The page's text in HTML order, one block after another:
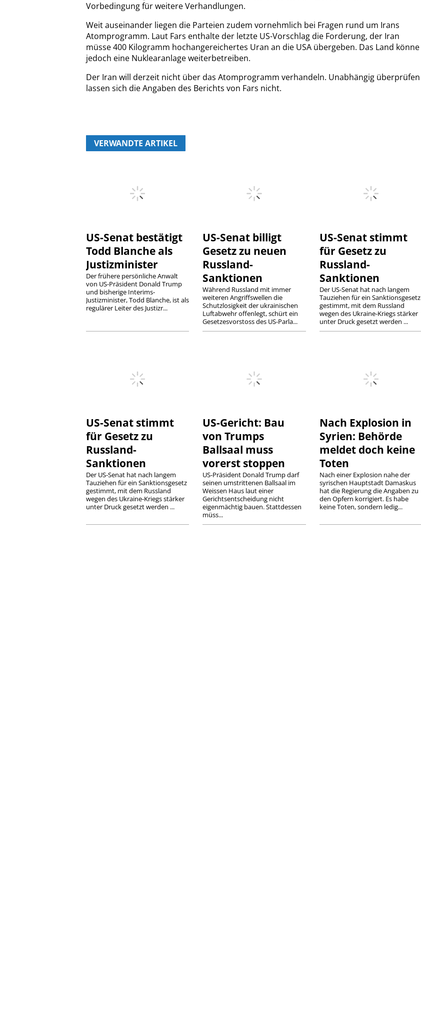
Vorbedingung für weitere Verhandlungen.
Weit auseinander liegen die Parteien zudem vornehmlich bei Fragen rund um Irans
Atomprogramm. Laut Fars enthalte der letzte US-Vorschlag die Forderung, der Iran
müsse 400 Kilogramm hochangereichertes Uran an die USA übergeben. Das Land könne
jedoch eine Nuklearanlage weiterbetreiben.
Der Iran will derzeit nicht über das Atomprogramm verhandeln. Unabhängig überprüfen
lassen sich die Angaben des Berichts von Fars nicht.
VERWANDTE ARTIKEL
US-Senat bestätigt
Todd Blanche als
Justizminister
Der frühere persönliche Anwalt
von US-Präsident Donald Trump
und bisherige Interims-
Justizminister, Todd Blanche, ist als
regulärer Leiter des Justizr...
US-Senat billigt
Gesetz zu neuen
Russland-
Sanktionen
Während Russland mit immer
weiteren Angriffswellen die
Schutzlosigkeit der ukrainischen
Luftabwehr offenlegt, schürt ein
Gesetzesvorstoss des US-Parla...
US-Senat stimmt
für Gesetz zu
Russland-
Sanktionen
Der US-Senat hat nach langem
Tauziehen für ein Sanktionsgesetz
gestimmt, mit dem Russland
wegen des Ukraine-Kriegs stärker
unter Druck gesetzt werden ...
US-Senat stimmt
für Gesetz zu
Russland-
Sanktionen
Der US-Senat hat nach langem
Tauziehen für ein Sanktionsgesetz
gestimmt, mit dem Russland
wegen des Ukraine-Kriegs stärker
unter Druck gesetzt werden ...
US-Gericht: Bau
von Trumps
Ballsaal muss
vorerst stoppen
US-Präsident Donald Trump darf
seinen umstrittenen Ballsaal im
Weissen Haus laut einer
Gerichtsentscheidung nicht
eigenmächtig bauen. Stattdessen
müss...
Nach Explosion in
Syrien: Behörde
meldet doch keine
Toten
Nach einer Explosion nahe der
syrischen Hauptstadt Damaskus
hat die Regierung die Angaben zu
den Opfern korrigiert. Es habe
keine Toten, sondern ledig...